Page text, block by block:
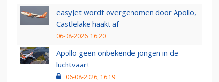
easyJet wordt overgenomen door Apollo,
Castlelake haakt af
06-08-2026, 16:20
Apollo geen onbekende jongen in de
luchtvaart
06-08-2026, 16:19